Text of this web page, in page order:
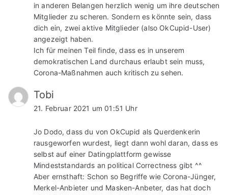
in anderen Belangen herzlich wenig um ihre deutschen
Mitglieder zu scheren. Sondern es könnte sein, dass
dich ein, zwei aktive Mitglieder (also OkCupid-User)
angezeigt haben.
Ich für meinen Teil finde, dass es in unserem
demokratischen Land durchaus erlaubt sein muss,
Corona-Maßnahmen auch kritisch zu sehen.
Tobi
21. Februar 2021 um 01:51 Uhr
Jo Dodo, dass du von OkCupid als Querdenkerin
rausgeworfen wurdest, liegt dann wohl daran, dass es
selbst auf einer Datingplattform gewisse
Mindeststandards an political Correctness gibt ^^
Aber ernsthaft: Schon so Begriffe wie Corona-Jünger,
Merkel-Anbieter und Masken-Anbeter, das hat doch